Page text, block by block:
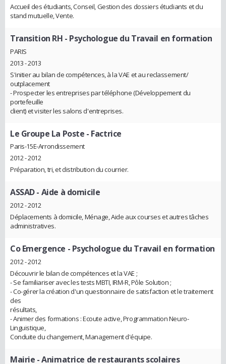
Accueil des étudiants, Conseil, Gestion des dossiers étudiants et du
stand mutuelle, Vente.
Transition RH - Psychologue du Travail en formation
PARIS
2013 - 2013
S'initier au bilan de compétences, à la VAE et au reclassement/
outplacement
- Prospecter les entreprises par téléphone (Développement du
portefeuille
client) et visiter les salons d'entreprises.
Le Groupe La Poste - Factrice
Paris-15E-Arrondissement
2012 - 2012
Préparation, tri, et distribution du courrier.
ASSAD- Aide à domicile
2012 - 2012
Déplacements à domicile, Ménage, Aide aux courses et autres tâches
administratives.
Co Emergence - Psychologue du Travail en formation
2012 - 2012
Découvrir le bilan de compétences et la VAE ;
- Se familiariser avec les tests MBTI, IRM-R, Pôle Solution ;
- Co-gérer la création d'un questionnaire de satisfaction et le traitement
des
résultats,
- Animer des formations : Ecoute active, Programmation Neuro-
Linguistique,
Conduite du changement, Management d'équipe.
Mairie - Animatrice de restaurants scolaires